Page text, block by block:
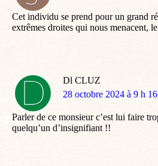
Cet individu se prend pour un grand
extrêmes droites qui nous menacent,
Dl CLUZ
dit
28 octobre 2024 à 9 h
Parler de ce monsieur c’est lui faire
quelqu’un d’insignifiant !!